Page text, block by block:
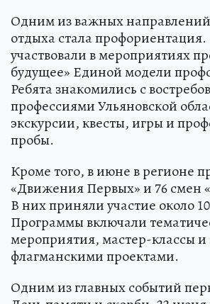
Одним из важных направлений
отдыха стала
участвовали в мероприятиях
будущее» Единой модели
Ребята знакомились с
профессиями Ульяновской
экскурсии, квесты, игры и
пробы.
Кроме того, в июне в регионе
«Движения Первых» и 76 смен
В них приняли участие около
Программы включали
мероприятия, мастер-классы и
флагманскими проектами.
Одним из главных событий